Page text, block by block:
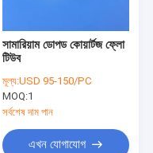
সামারিয়াম ডোপড কোয়ার্টজ ফ্লো
টিউব
মূল্য:USD 95-150/PC
MOQ:1
সর্বশেষ দাম পান
এখন যোগাযোগ